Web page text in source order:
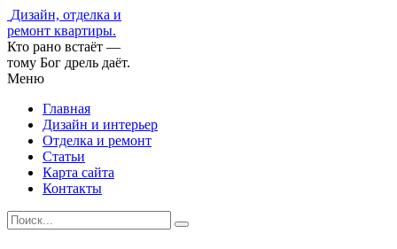
Дизайн, отделка и
ремонт квартиры.
Кто рано встаёт —
тому Бог дрель даёт.
Меню
Главная
Дизайн и интерьер
Отделка и ремонт
Статьи
Карта сайта
Контакты